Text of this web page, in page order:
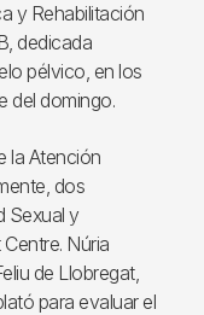
y Rehabilitación
dedicada
pélvico, en los
del domingo.
la Atención
dos
Sexual y
Núria
de Llobregat,
para evaluar el